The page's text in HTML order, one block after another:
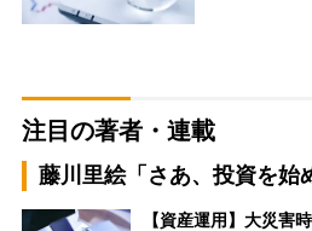
注目の著者・連載
藤川里絵「さあ、投資を始
【資産運用】大災害